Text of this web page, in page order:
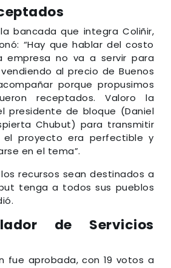
bancada que integra Coliñir,
“Hay que hablar del costo
empresa no va a servir para
al precio de Buenos
porque propusimos
receptados. Valoro la
presidente de bloque (Daniel
Chubut) para transmitir
el proyecto era perfectible y
en el tema”.
recursos sean destinados a
tenga a todos sus pueblos
de Servicios
fue aprobada, con 19 votos a